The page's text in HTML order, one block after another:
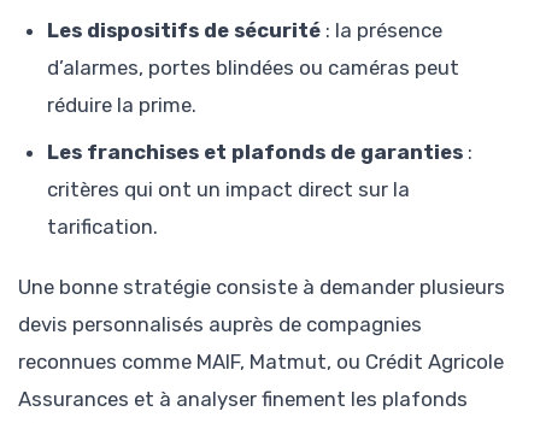
Les dispositifs de sécurité : la présence
d’alarmes, portes blindées ou caméras peut
réduire la prime.
Les franchises et plafonds de garanties :
critères qui ont un impact direct sur la
tarification.
Une bonne stratégie consiste à demander plusieurs
devis personnalisés auprès de compagnies
reconnues comme MAIF, Matmut, ou Crédit Agricole
Assurances et à analyser finement les plafonds